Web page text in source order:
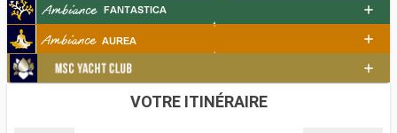
VOTRE ITINÉRAIRE